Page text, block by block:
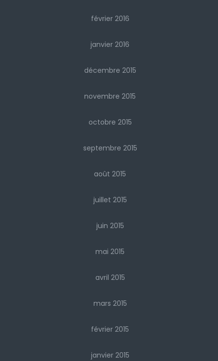
février 2016
janvier 2016
décembre 2015
novembre 2015
octobre 2015
septembre 2015
août 2015
juillet 2015
juin 2015
mai 2015
avril 2015
mars 2015
février 2015
janvier 2015